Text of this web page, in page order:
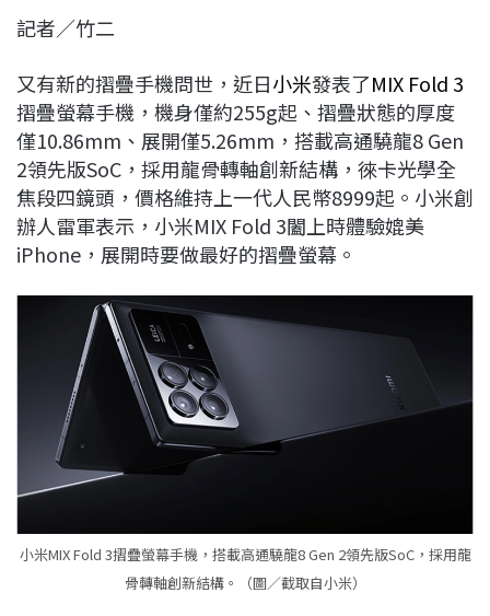
c
b
o
o
k
n
a
d
s
e
d
I
n
L
i
n
k
記者／竹二
又有新的摺疊手機問世，近日小米發表了MIX Fold 3
摺疊螢幕手機，機身僅約255g起、摺疊狀態的厚度
僅10.86mm、展開僅5.26mm，搭載高通驍龍8 Gen
2領先版SoC，採用龍骨轉軸創新結構，徠卡光學全
焦段四鏡頭，價格維持上一代人民幣8999起。小米創
辦人雷軍表示，小米MIX Fold 3闔上時體驗媲美
iPhone，展開時要做最好的摺疊螢幕。
小米MIX Fold 3摺疊螢幕手機，搭載高通驍龍8 Gen 2領先版SoC，採用龍
骨轉軸創新結構。（圖／截取自小米）